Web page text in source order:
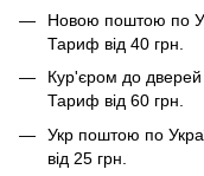
Новою поштою по
Тариф від 40 грн.
Кур'єром до
Тариф від 60 грн.
Укр поштою по
від 25 грн.